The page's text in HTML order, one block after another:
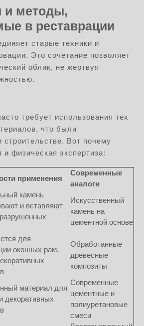
и методы,
в реставрации
старые техники и
Это сочетание позволяет
облик, не жертвуя
требует использования тех
что были
строительстве. Вот почему
и физическая экспертиза:
применения
Современные
аналоги
камень
и вставляют
Искусственный
камень на
цементной основе
для
оконных рам,
Обработанные
древесные
композиты
материал для
декоративных
Современные
цементные и
полиуретановые
смеси